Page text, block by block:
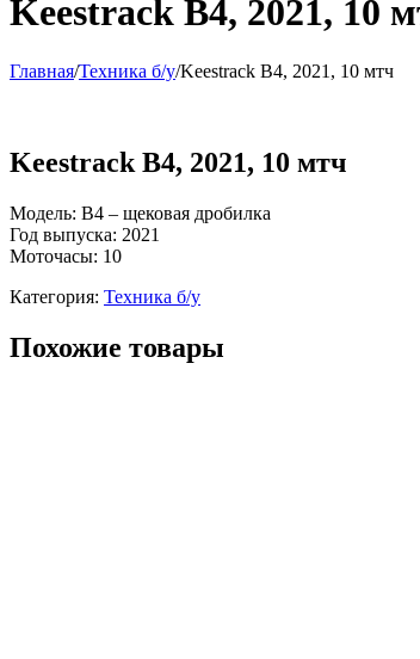
Keestrack B4, 2021, 10
Главная/Техника б/у/Keestrack B4, 2021, 10 мтч
Keestrack B4, 2021, 10 мтч
Модель: B4 – щековая дробилка
Год выпуска: 2021
Моточасы: 10
Категория: Техника б/у
Похожие товары